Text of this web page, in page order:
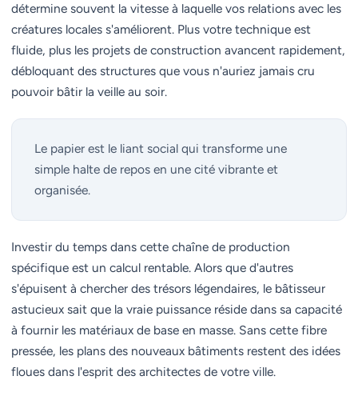
détermine souvent la vitesse à laquelle vos relations avec les
créatures locales s'améliorent. Plus votre technique est
fluide, plus les projets de construction avancent rapidement,
débloquant des structures que vous n'auriez jamais cru
pouvoir bâtir la veille au soir.
Le papier est le liant social qui transforme une
simple halte de repos en une cité vibrante et
organisée.
Investir du temps dans cette chaîne de production
spécifique est un calcul rentable. Alors que d'autres
s'épuisent à chercher des trésors légendaires, le bâtisseur
astucieux sait que la vraie puissance réside dans sa capacité
à fournir les matériaux de base en masse. Sans cette fibre
pressée, les plans des nouveaux bâtiments restent des idées
floues dans l'esprit des architectes de votre ville.